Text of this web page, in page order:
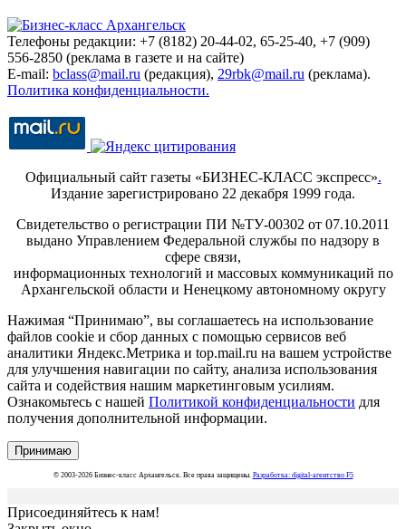
Телефоны редакции: +7 (8182) 20-44-02, 65-25-40, +7 (909)
556-2850 (реклама в газете и на сайте)
E-mail: bclass@mail.ru (редакция), 29rbk@mail.ru (реклама).
Политика конфиденциальности.
Официальный сайт газеты «БИЗНЕС-КЛАСС экспресс».
Издание зарегистрировано 22 декабря 1999 года.
Свидетельство о регистрации ПИ №ТУ-00302 от 07.10.2011
выдано Управлением Федеральной службы по надзору в
сфере связи,
информационных технологий и массовых коммуникаций по
Архангельской области и Ненецкому автономному округу
Нажимая “Принимаю”, вы соглашаетесь на использование
файлов cookie и сбор данных с помощью сервисов веб
аналитики Яндекс.Метрика и top.mail.ru на вашем устройстве
для улучшения навигации по сайту, анализа использования
сайта и содействия нашим маркетинговым усилиям.
Ознакомьтесь с нашей Политикой конфиденциальности для
получения дополнительной информации.
Принимаю
© 2003-2026 Бизнес-класс Архангельск. Все права защищены. Разработка: digital-агентство F5
Присоединяйтесь к нам!